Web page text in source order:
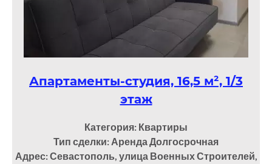
Апартаменты-студия, 16,5 м², 1/3
этаж
Категория: Квартиры
Тип сделки: Аренда Долгосрочная
Адрес: Севастополь, улица Военных Строителей,